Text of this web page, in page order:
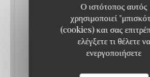
Ο ιστότοπος αυτός
χρησιμοποιεί
(cookies) και σας
ελέγξετε τι θέλετε να
ενεργοποιήσετε
et de Jacques Cadoret, langoustines,
palourdes, clams, bulots,
homards… Selon les goûts et le